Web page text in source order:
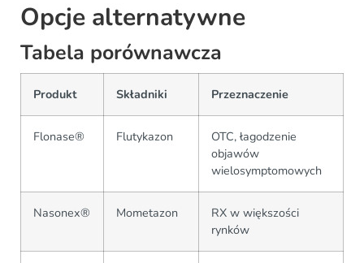
Opcje alternatywne
Tabela porównawcza
Produkt Składniki Przeznaczenie
Flonase® Flutykazon
OTC, łagodzenie
objawów
wielosymptomowych
Nasonex® Mometazon
RX w większości
rynków